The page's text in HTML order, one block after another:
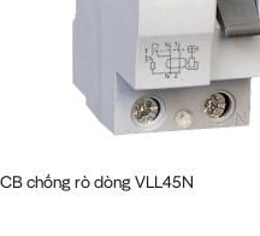
chống rò dòng VLL45N